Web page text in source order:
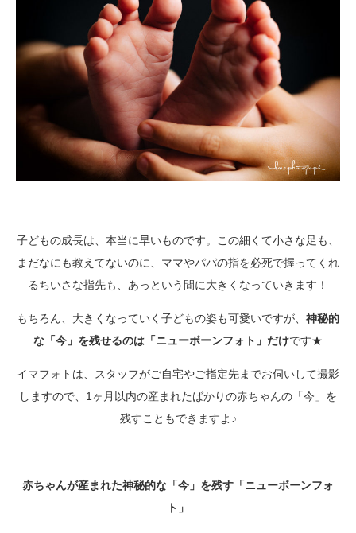
子どもの成長は、本当に早いものです。この細くて小さな足も、
まだなにも教えてないのに、ママやパパの指を必死で握ってくれ
るちいさな指先も、あっという間に大きくなっていきます！
もちろん、大きくなっていく子どもの姿も可愛いですが、 神秘的
な「今」を残せるのは「ニューボーンフォト」だけです★
イマフォトは、スタッフがご自宅やご指定先までお伺いして撮影
しますので、1ヶ月以内の産まれたばかりの赤ちゃんの「今」を
残すこともできますよ♪
赤ちゃんが産まれた神秘的な「今」を残す「ニューボーンフォ
ト」